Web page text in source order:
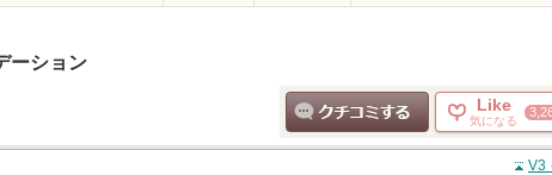
ーション
クチコミする
Like
気になる
V3